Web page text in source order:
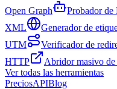
Open Graph
Probador de
XML
Generador de
UTM
Verificador de
HTTP
Abridor masivo
Ver todas las herramientas
PreciosAPIBlog